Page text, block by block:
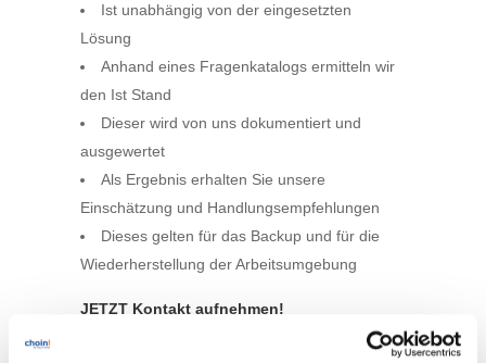
Ist unabhängig von der eingesetzten
Lösung
Anhand eines Fragenkatalogs ermitteln wir
den Ist Stand
Dieser wird von uns dokumentiert und
ausgewertet
Als Ergebnis erhalten Sie unsere
Einschätzung und Handlungsempfehlungen
Dieses gelten für das Backup und für die
Wiederherstellung der Arbeitsumgebung
JETZT Kontakt aufnehmen!